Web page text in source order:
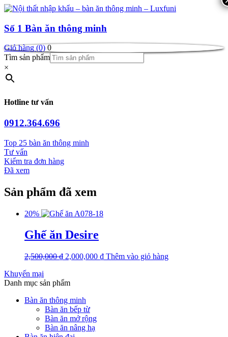
Số 1 Bàn ăn thông minh
Giỏ hàng (0) 0
Tìm sản phẩm
×
Hotline tư vấn
0912.364.696
Top 25 bàn ăn thông minh
Tư vấn
Kiểm tra đơn hàng
Đã xem
Sản phẩm đã xem
20%
Ghế ăn Desire
2,500,000₫ 2,000,000 ₫ Thêm vào giỏ hàng
Khuyến mại
Danh mục sản phẩm
Bàn ăn thông minh
Bàn ăn bếp từ
Bàn ăn mở rộng
Bàn ăn nâng hạ